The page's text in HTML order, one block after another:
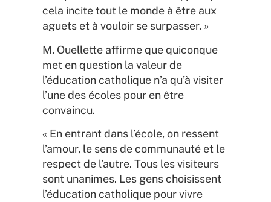
cela incite tout le monde à être aux
aguets et à vouloir se surpasser. »
M. Ouellette affirme que quiconque
met en question la valeur de
l’éducation catholique n’a qu’à visiter
l’une des écoles pour en être
convaincu.
« En entrant dans l’école, on ressent
l’amour, le sens de communauté et le
respect de l’autre. Tous les visiteurs
sont unanimes. Les gens choisissent
l’éducation catholique pour vivre